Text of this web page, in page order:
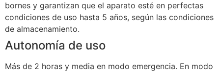
bornes y garantizan que el aparato esté en perfectas
condiciones de uso hasta 5 años, según las condiciones
de almacenamiento.
Autonomía de uso
Más de 2 horas y media en modo emergencia. En modo